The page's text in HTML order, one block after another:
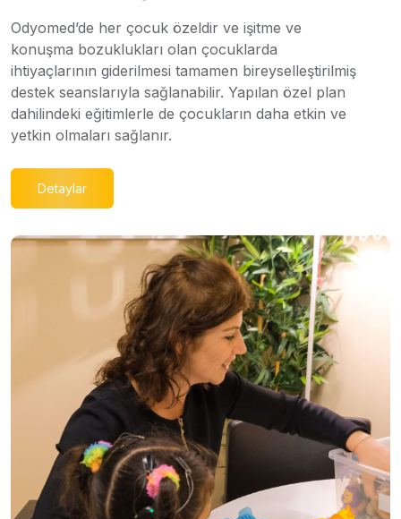
Odyomed’de her çocuk özeldir ve işitme ve
konuşma bozuklukları olan çocuklarda
ihtiyaçlarının giderilmesi tamamen bireyselleştirilmiş
destek seanslarıyla sağlanabilir. Yapılan özel plan
dahilindeki eğitimlerle de çocukların daha etkin ve
yetkin olmaları sağlanır.
Detaylar